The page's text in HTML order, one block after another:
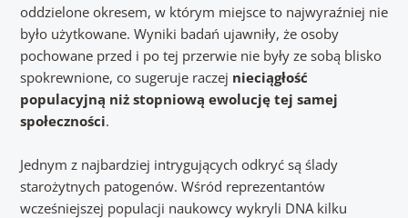
oddzielone okresem, w którym miejsce to najwyraźniej nie
było użytkowane. Wyniki badań ujawniły, że osoby
pochowane przed i po tej przerwie nie były ze sobą blisko
spokrewnione, co sugeruje raczej nieciągłość
populacyjną niż stopniową ewolucję tej samej
społeczności.
Jednym z najbardziej intrygujących odkryć są ślady
starożytnych patogenów. Wśród reprezentantów
wcześniejszej populacji naukowcy wykryli DNA kilku